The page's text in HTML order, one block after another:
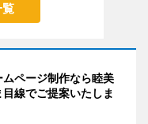
ページ制作なら睦美
線でご提案いたしま